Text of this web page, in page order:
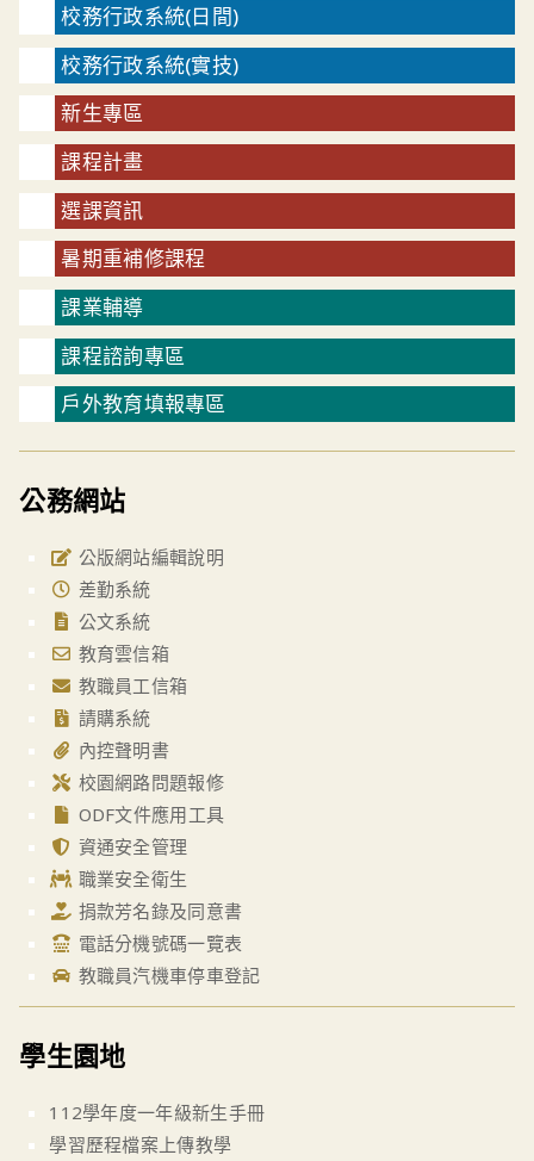
校務行政系統(日間)
校務行政系統(實技)
新生專區
課程計畫
選課資訊
暑期重補修課程
課業輔導
課程諮詢專區
戶外教育填報專區
公務網站
公版網站編輯說明
差勤系統
公文系統
教育雲信箱
教職員工信箱
請購系統
內控聲明書
校園網路問題報修
ODF文件應用工具
資通安全管理
職業安全衛生
捐款芳名錄及同意書
電話分機號碼一覽表
教職員汽機車停車登記
學生園地
112學年度一年級新生手冊
學習歷程檔案上傳教學